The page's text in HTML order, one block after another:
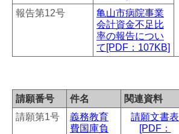
報告第12号
亀山市病院事業
会計資金不足比
率の報告につい
て[PDF：107KB]
請願番号 件名 関連資料
請願第1号
義務教育
費国庫負
請願文書表
[PDF：